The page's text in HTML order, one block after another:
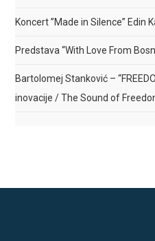
Koncert ”Made in Silence” Edin
Predstava “With Love From
Bartolomej Stanković –
inovacije / The Sound of